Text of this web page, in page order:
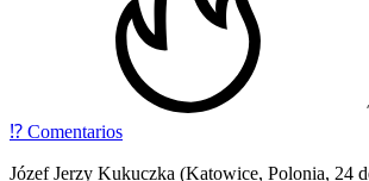
⁉️ Comentarios
Józef Jerzy Kukuczka (Katowice, Polonia, 24